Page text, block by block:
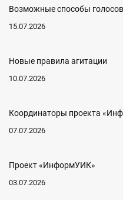
Возможные способы
15.07.2026
Новые правила агитации
10.07.2026
Координаторы проекта
07.07.2026
Проект «ИнформУИК»
03.07.2026